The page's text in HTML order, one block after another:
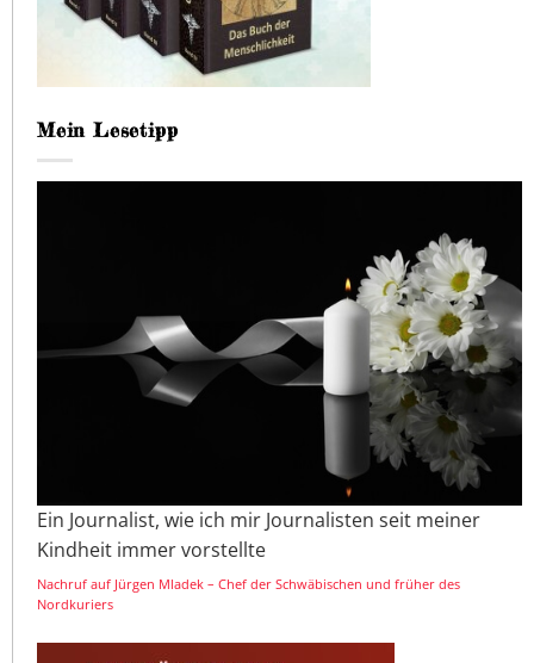
Mein Lesetipp
Ein Journalist, wie ich mir Journalisten seit meiner
Kindheit immer vorstellte
Nachruf auf Jürgen Mladek – Chef der Schwäbischen und früher des
Nordkuriers